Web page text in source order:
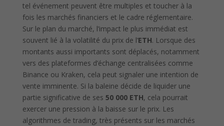
tel événement peuvent être multiples et toucher à la
fois les marchés financiers et le cadre réglementaire.
Sur le plan du marché, l’impact le plus immédiat est
souvent lié à la volatilité du prix de l’ETH. Lorsque des
montants aussi importants sont déplacés, notamment
vers des plateformes d’échange centralisées comme
Binance ou Kraken, cela peut signaler une intention de
vente imminente. Si la baleine décide de liquider une
partie significative de ses 50 000 ETH, cela pourrait
exercer une pression à la baisse sur le prix. Les
algorithmes de trading, très présents sur les marchés